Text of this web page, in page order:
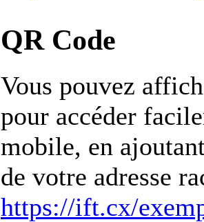
QR Code
Vous pouvez
pour accéder
mobile, en
de votre adresse
https://ift.cx/